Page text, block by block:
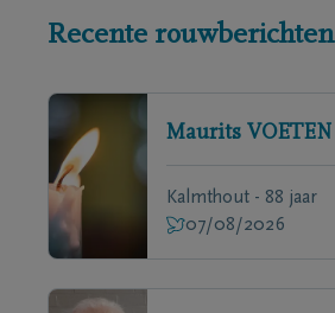
Recente rouwberichten
Maurits VOETEN
Kalmthout - 88 jaar
07/08/2026